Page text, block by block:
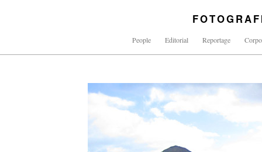
People Editorial Reportage